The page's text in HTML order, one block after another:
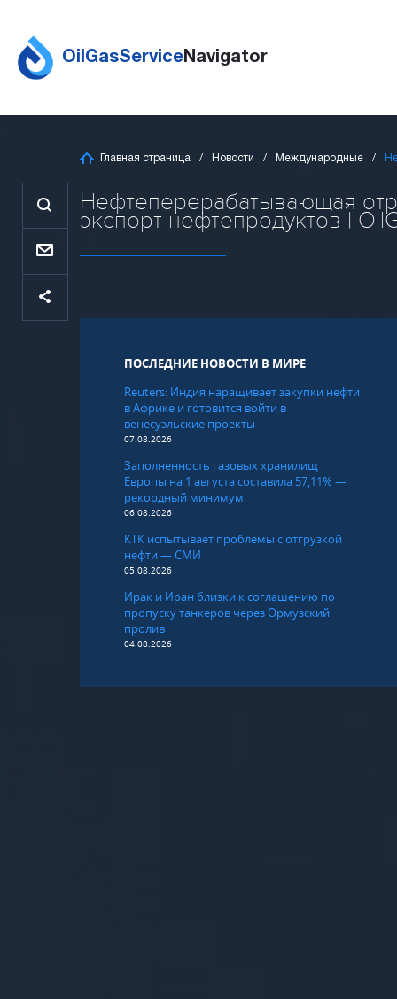
OilGasServiceNavigator
Главная страница Новости Международные
Нефтеперерабатывающая
экспорт нефтепродуктов |
ПОСЛЕДНИЕ НОВОСТИ В МИРЕ
Reuters: Индия наращивает закупки нефти
в Африке и готовится войти в
венесуэльские проекты
07.08.2026
Заполненность газовых хранилищ
Европы на 1 августа составила 57,11% —
рекордный минимум
06.08.2026
КТК испытывает проблемы с отгрузкой
нефти — СМИ
05.08.2026
Ирак и Иран близки к соглашению по
пропуску танкеров через Ормузский
пролив
04.08.2026